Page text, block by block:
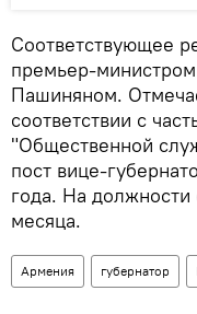
Соответствующее
премьер-
Пашиняном.
соответствии с
"Общественной
пост вице-
года. На
месяца.
Армения губернатор